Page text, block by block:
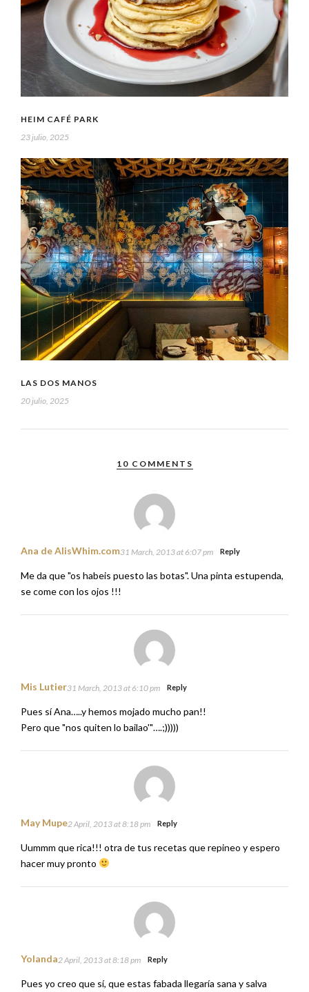
HEIM CAFÉ PARK
23 julio, 2025
LAS DOS MANOS
20 julio, 2025
10 COMMENTS
Ana de AlisWhim.com31 March, 2013 at 6:07 pm Reply
Me da que "os habeis puesto las botas". Una pinta estupenda,
se come con los ojos !!!
Mis Lutier31 March, 2013 at 6:10 pm Reply
Pues sí Ana…..y hemos mojado mucho pan!!
Pero que "nos quiten lo bailao'"….;)))))
May Mupe2 April, 2013 at 8:18 pm Reply
Uummm que rica!!! otra de tus recetas que repineo y espero
hacer muy pronto
Yolanda2 April, 2013 at 8:18 pm Reply
Pues yo creo que sí, que estas fabada llegaría sana y salva